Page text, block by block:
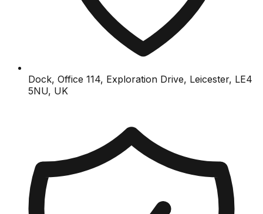
Dock, Office 114, Exploration Drive, Leicester, LE4
5NU, UK